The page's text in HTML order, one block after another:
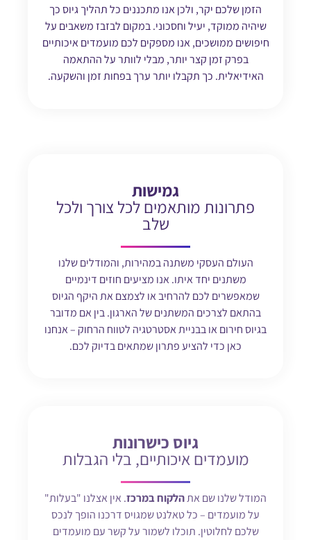
הזמן שלכם יקר, ולכן אנו מתכננים כל תהליך גיוס כך
שיהיה ממוקד, יעיל וחסכוני. במקום לבזבז משאבים על
חיפושים ממושכים, אנו מספקים לכם מועמדים איכותיים
בפרק זמן קצר יותר, מבלי לוותר על ההתאמה
האידיאלית. כך תקבלו יותר ערך בפחות זמן והשקעה.
גמישות
פתרונות מותאמים לכל צורך ולכל
שלב
העולם העסקי משתנה במהירות, והמודלים שלנו
משתנים יחד איתו. אנו מציעים חוזים דינמיים
שמאפשרים לכם להרחיב או לצמצם את היקף הגיוס
בהתאם לצרכים המשתנים של הארגון. בין אם מדובר
בגיוס חירום או בבניית אסטרטגיה לטווח הרחוק – אנחנו
כאן כדי להציע פתרון שמתאים בדיוק לכם.
גיוס כישרונות
מועמדים איכותיים, בלי הגבלות
המודל שלנו שם אתהלקוח במרכז. אין אצלנו "בעלות"
על מועמדים – כל טאלנט שמגויס דרכנו הופך לנכס
שלכם לחלוטין. תוכלו לשמור על קשר עם מועמדים